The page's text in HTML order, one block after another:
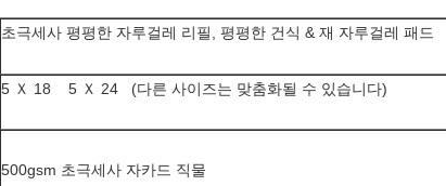
초극세사 평평한 자루걸레 리필, 평평한 건식 & 재 자루걸레 패드
5 Ｘ 18 5 Ｘ 24 (다른 사이즈는 맞춤화될 수 있습니다)
500gsm 초극세사 자카드 직물